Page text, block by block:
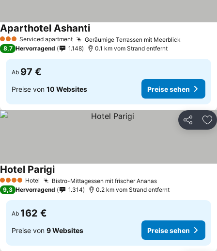
3 SterneServiced apartment Geräumige Terrassen mit Meerblick
Aparthotel Ashanti
8,7 Hervorragend 1.148 0.1 km vom Strand entfernt
Ab 97 €
Preise von 10 Websites Preise sehen
Teilen
4 Sterne Hotel Bistro-Mittagessen mit frischer Ananas
Hotel Parigi
9,3 Hervorragend 1.314 0.2 km vom Strand entfernt
Ab 162 €
Preise von 9 Websites Preise sehen